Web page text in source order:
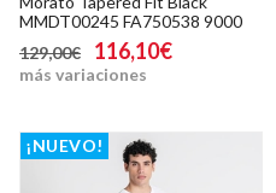
MMDT00245 FA750538 9000
129,00€
116,10€
más variaciones
¡NUEVO!